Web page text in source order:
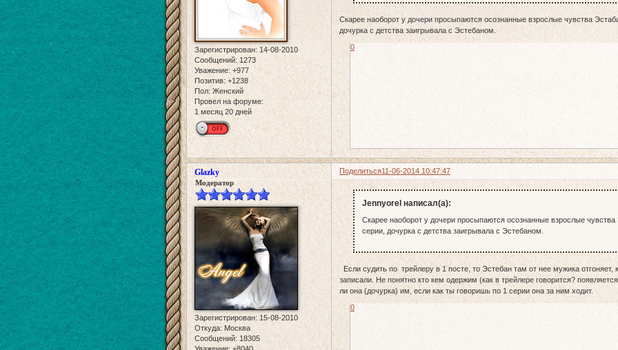
Зарегистрирован: 14-08-2010
Сообщений: 1273
Уважение: +977
Позитив: +1238
Пол: Женский
Провел на форуме:
1 месяц 20 дней
Скарее наоборот у дочери просыпаются осознанные взрослые чувства
дочурка с детства заигрывала с Эстебаном.
0
Поделиться11-06-2014 10:47:47
Glazky
Модератор
Зарегистрирован: 15-08-2010
Откуда: Москва
Сообщений: 18305
Jennyorel написал(а):
Скарее наоборот у дочери просыпаются осознанные взрослые
серии, дочурка с детства заигрывала с Эстебаном.
Если судить по трейлеру в 1 посте, то Эстебан там от нее мужика отгоняет,
записали. Не понятно кто кем одержим (как в трейлере говорится?
ли она (дочурка) им, если как ты говоришь по 1 серии она за ним ходит.
0